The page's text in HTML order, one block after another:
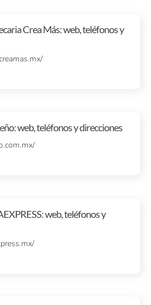
Crea Más: web, teléfonos y
web, teléfonos y direcciones
web, teléfonos y